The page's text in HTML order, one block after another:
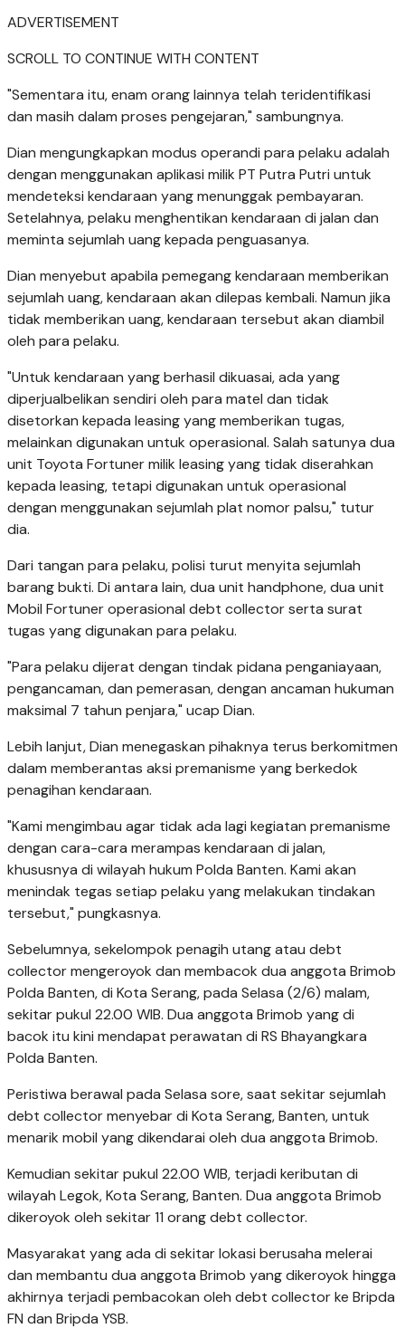
ADVERTISEMENT
SCROLL TO CONTINUE WITH CONTENT
"Sementara itu, enam orang lainnya telah teridentifikasi
dan masih dalam proses pengejaran," sambungnya.
Dian mengungkapkan modus operandi para pelaku adalah
dengan menggunakan aplikasi milik PT Putra Putri untuk
mendeteksi kendaraan yang menunggak pembayaran.
Setelahnya, pelaku menghentikan kendaraan di jalan dan
meminta sejumlah uang kepada penguasanya.
Dian menyebut apabila pemegang kendaraan memberikan
sejumlah uang, kendaraan akan dilepas kembali. Namun jika
tidak memberikan uang, kendaraan tersebut akan diambil
oleh para pelaku.
"Untuk kendaraan yang berhasil dikuasai, ada yang
diperjualbelikan sendiri oleh para matel dan tidak
disetorkan kepada leasing yang memberikan tugas,
melainkan digunakan untuk operasional. Salah satunya dua
unit Toyota Fortuner milik leasing yang tidak diserahkan
kepada leasing, tetapi digunakan untuk operasional
dengan menggunakan sejumlah plat nomor palsu," tutur
dia.
Dari tangan para pelaku, polisi turut menyita sejumlah
barang bukti. Di antara lain, dua unit handphone, dua unit
Mobil Fortuner operasional debt collector serta surat
tugas yang digunakan para pelaku.
"Para pelaku dijerat dengan tindak pidana penganiayaan,
pengancaman, dan pemerasan, dengan ancaman hukuman
maksimal 7 tahun penjara," ucap Dian.
Lebih lanjut, Dian menegaskan pihaknya terus berkomitmen
dalam memberantas aksi premanisme yang berkedok
penagihan kendaraan.
"Kami mengimbau agar tidak ada lagi kegiatan premanisme
dengan cara-cara merampas kendaraan di jalan,
khususnya di wilayah hukum Polda Banten. Kami akan
menindak tegas setiap pelaku yang melakukan tindakan
tersebut," pungkasnya.
Sebelumnya, sekelompok penagih utang atau debt
collector mengeroyok dan membacok dua anggota Brimob
Polda Banten, di Kota Serang, pada Selasa (2/6) malam,
sekitar pukul 22.00 WIB. Dua anggota Brimob yang di
bacok itu kini mendapat perawatan di RS Bhayangkara
Polda Banten.
Peristiwa berawal pada Selasa sore, saat sekitar sejumlah
debt collector menyebar di Kota Serang, Banten, untuk
menarik mobil yang dikendarai oleh dua anggota Brimob.
Kemudian sekitar pukul 22.00 WIB, terjadi keributan di
wilayah Legok, Kota Serang, Banten. Dua anggota Brimob
dikeroyok oleh sekitar 11 orang debt collector.
Masyarakat yang ada di sekitar lokasi berusaha melerai
dan membantu dua anggota Brimob yang dikeroyok hingga
akhirnya terjadi pembacokan oleh debt collector ke Bripda
FN dan Bripda YSB.